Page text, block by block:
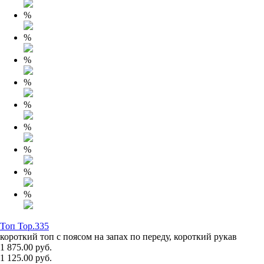
%
%
%
%
%
%
%
%
%
Топ Top.335
короткий топ с поясом на запах по переду, короткий рукав
1 875.00 руб.
1 125.00 руб.